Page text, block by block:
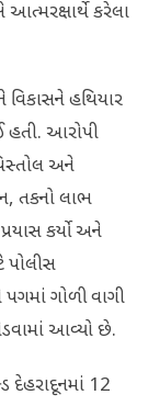
આત્મરક્ષાર્થે કરેલા
હથિયાર
હતી. આરોપી
અને
તકનો લાભ
કર્યો અને
પોલીસ
ગોળી વાગી
આવ્યો છે.
દેહરાદૂનમાં 12